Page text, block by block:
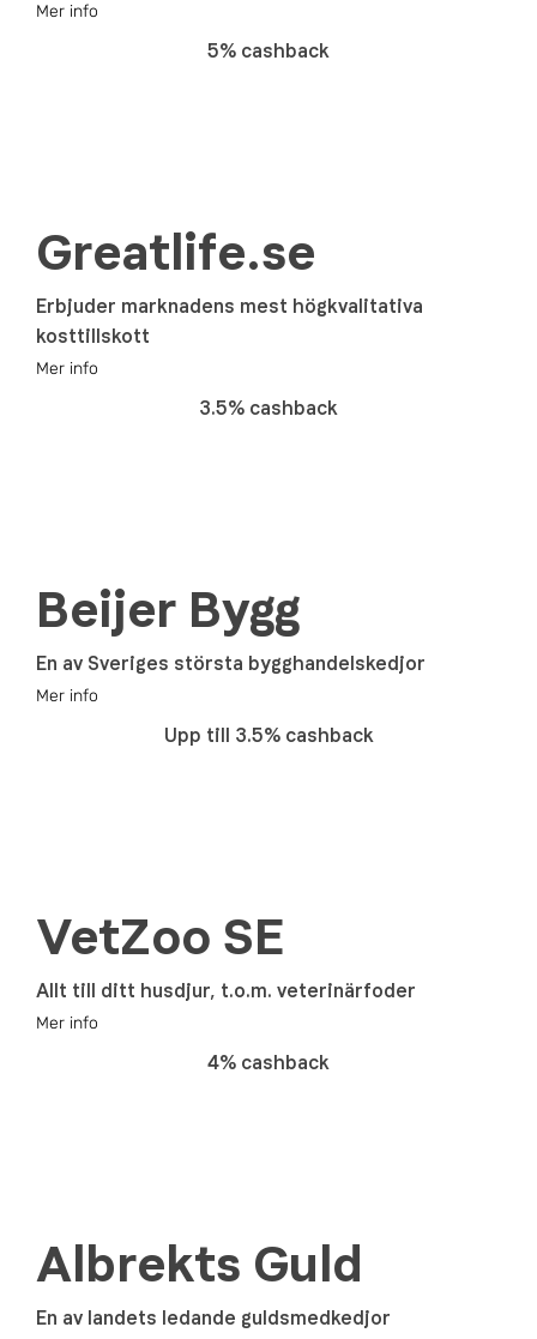
Mer info
5% cashback
Greatlife.se
Erbjuder marknadens mest högkvalitativa
kosttillskott
Mer info
3.5% cashback
Beijer Bygg
En av Sveriges största bygghandelskedjor
Mer info
Upp till 3.5% cashback
VetZoo SE
Allt till ditt husdjur, t.o.m. veterinärfoder
Mer info
4% cashback
Albrekts Guld
En av landets ledande guldsmedkedjor